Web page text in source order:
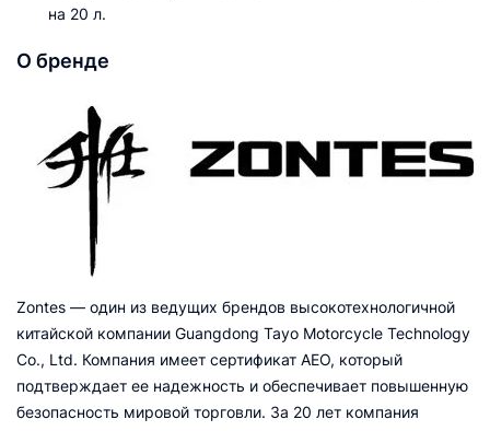
на 20 л.
О бренде
Zontes — один из ведущих брендов высокотехнологичной
китайской компании Guangdong Tayo Motorcycle Technology
Co., Ltd. Компания имеет сертификат AEO, который
подтверждает ее надежность и обеспечивает повышенную
безопасность мировой торговли. За 20 лет компания